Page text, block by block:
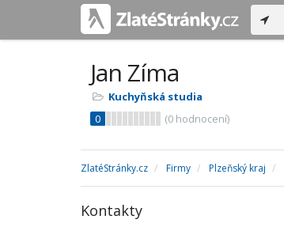
Jan Zíma
Kuchyňská studia
0
(0 hodnocení)
ZlatéStránky.cz Firmy Plzeňský kraj
Kontakty